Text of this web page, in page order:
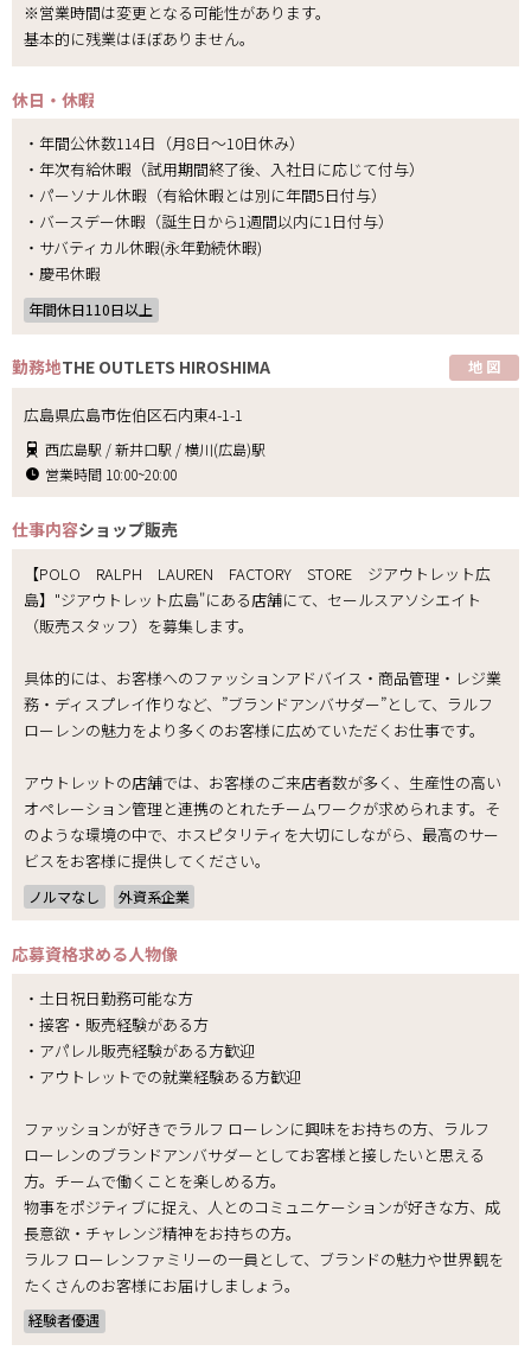
※営業時間は変更となる可能性があります。
基本的に残業はほぼありません。
休日・休暇
・年間公休数114日（月8日～10日休み）
・年次有給休暇（試用期間終了後、入社日に応じて付与）
・パーソナル休暇（有給休暇とは別に年間5日付与）
・バースデー休暇（誕生日から1週間以内に1日付与）
・サバティカル休暇(永年勤続休暇)
・慶弔休暇
年間休日110日以上
勤務地THE OUTLETS HIROSHIMA 地 図
広島県広島市佐伯区石内東4-1-1
西広島駅 / 新井口駅 / 横川(広島)駅
営業時間 10:00~20:00
仕事内容ショップ販売
【POLO RALPH LAUREN FACTORY STORE ジアウトレット広
島】"ジアウトレット広島"にある店舗にて、セールスアソシエイト
（販売スタッフ）を募集します。
具体的には、お客様へのファッションアドバイス・商品管理・レジ業
務・ディスプレイ作りなど、”ブランドアンバサダー”として、ラルフ
ローレンの魅力をより多くのお客様に広めていただくお仕事です。
アウトレットの店舗では、お客様のご来店者数が多く、生産性の高い
オペレーション管理と連携のとれたチームワークが求められます。そ
のような環境の中で、ホスピタリティを大切にしながら、最高のサー
ビスをお客様に提供してください。
ノルマなし 外資系企業
応募資格求める人物像
・土日祝日勤務可能な方
・接客・販売経験がある方
・アパレル販売経験がある方歓迎
・アウトレットでの就業経験ある方歓迎
ファッションが好きでラルフ ローレンに興味をお持ちの方、ラルフ
ローレンのブランドアンバサダーとしてお客様と接したいと思える
方。チームで働くことを楽しめる方。
物事をポジティブに捉え、人とのコミュニケーションが好きな方、成
長意欲・チャレンジ精神をお持ちの方。
ラルフ ローレンファミリーの一員として、ブランドの魅力や世界観を
たくさんのお客様にお届けしましょう。
経験者優遇